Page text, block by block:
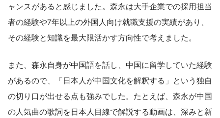
ャンスがあると感じました。森永は大手企業での採用担当
者の経験や7年以上の外国人向け就職支援の実績があり、
その経験と知識を最大限活かす方向性で考えました。
また、森永自身が中国語を話し、中国に留学していた経験
があるので、「日本人が中国文化を解釈する」という独自
の切り口が出せる点も強みでした。たとえば、森永が中国
の人気曲の歌詞を日本人目線で解説する動画は、深みと新